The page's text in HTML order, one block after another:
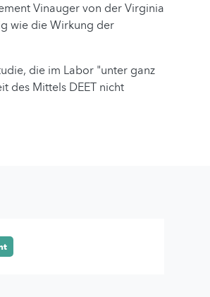
Vinauger von der Virginia
wie die Wirkung der
die im Labor "unter ganz
des Mittels DEET nicht